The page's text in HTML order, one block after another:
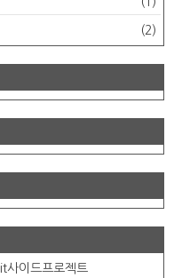
(2)
it사이드프로젝트